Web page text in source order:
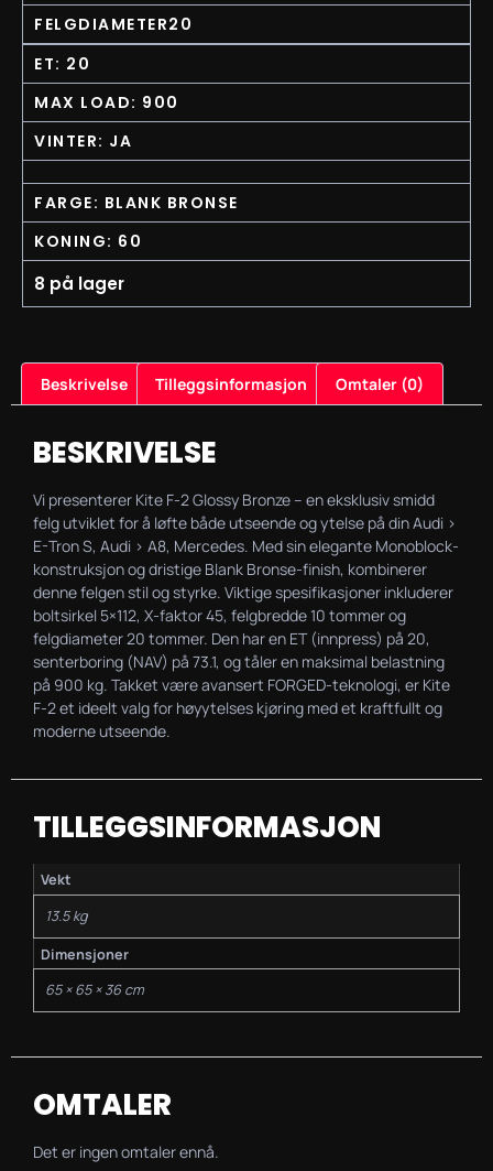
FELGDIAMETER20
ET: 20
MAX LOAD: 900
VINTER: JA
FARGE: BLANK BRONSE
KONING: 60
8 på lager
Beskrivelse Tilleggsinformasjon Omtaler (0)
BESKRIVELSE
Vi presenterer Kite F-2 Glossy Bronze – en eksklusiv smidd
felg utviklet for å løfte både utseende og ytelse på din Audi >
E-Tron S, Audi > A8, Mercedes. Med sin elegante Monoblock-
konstruksjon og dristige Blank Bronse-finish, kombinerer
denne felgen stil og styrke. Viktige spesifikasjoner inkluderer
boltsirkel 5×112, X-faktor 45, felgbredde 10 tommer og
felgdiameter 20 tommer. Den har en ET (innpress) på 20,
senterboring (NAV) på 73.1, og tåler en maksimal belastning
på 900 kg. Takket være avansert FORGED-teknologi, er Kite
F-2 et ideelt valg for høyytelses kjøring med et kraftfullt og
moderne utseende.
TILLEGGSINFORMASJON
Vekt
13.5 kg
Dimensjoner
65 × 65 × 36 cm
OMTALER
Det er ingen omtaler ennå.